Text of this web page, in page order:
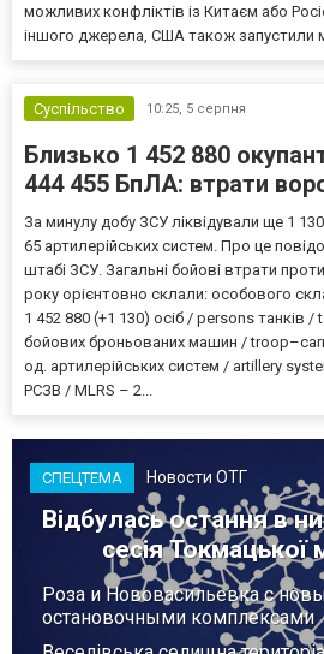
можливих конфліктів із Китаєм або
іншого джерела, США також запустили
Суспільство 10:25, 5 серпня
Близько 1 452 880
444 455 БпЛА: втрати
За минулу добу ЗСУ ліквідували ще 1 130
65 артилерійських систем. Про це
штабі ЗСУ. Загальні бойові втрати
року орієнтовно склали: особового
1 452 880 (+1 130) осіб / persons танків /
бойових броньованих машин /
од. артилерійських систем / artillery
РСЗВ / MLRS – 2...
СПЕЦТЕМА Новости ОТГ
Відбулась остання в
сесія Токмацької
Роза и Нововасильевка с
остановочными комплексами